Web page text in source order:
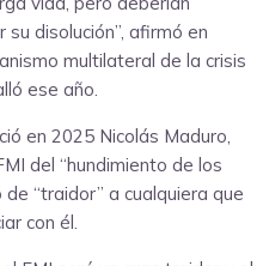
disolución”, afirmó en
multilateral de la crisis
ese año.
en 2025 Nicolás Maduro,
del “hundimiento de los
“traidor” a cualquiera que
con él.